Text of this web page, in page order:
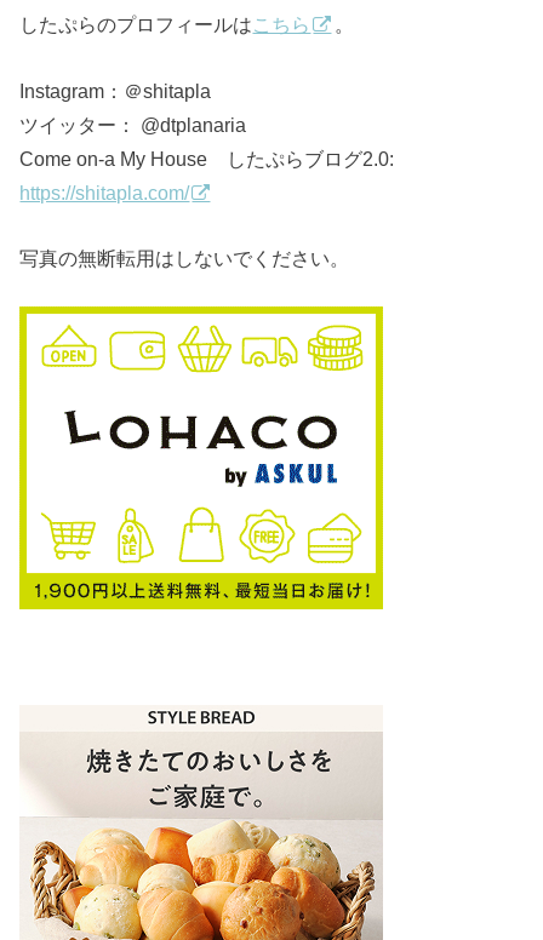
したぷらのプロフィールはこちら 。
Instagram：＠shitapla
ツイッター： @dtplanaria
Come on-a My House したぷらブログ2.0:
https://shitapla.com/
写真の無断転用はしないでください。